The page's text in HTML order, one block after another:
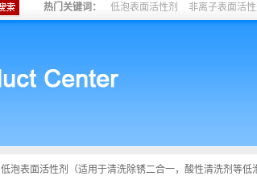
热门关键词： 低泡表面活性剂 非离子表面活性
低泡表面活性剂（适用于清洗除锈二合一，酸性清洗剂等低